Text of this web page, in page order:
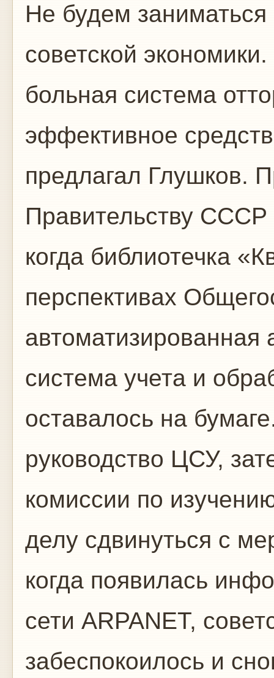
Не будем
советской
больная система
эффективное
предлагал Глушков.
Правительству СССР
когда библиотечка
перспективах
автоматизированная
система учета и
оставалось на
руководство ЦСУ,
комиссии по
делу сдвинуться с
когда появилась
сети ARPANET,
забеспокоилось и